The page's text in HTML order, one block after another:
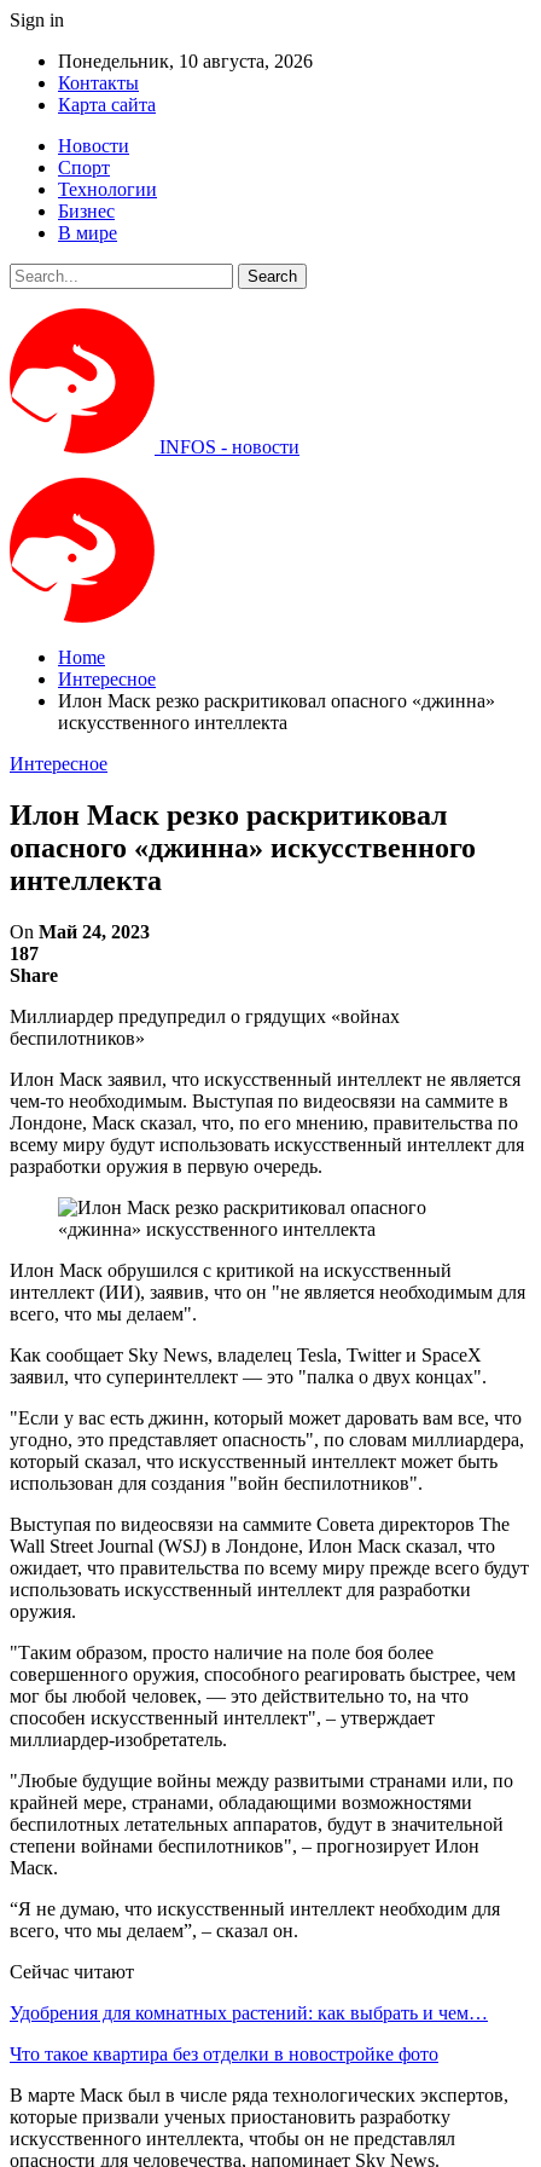
Sign in
Понедельник, 10 августа, 2026
Контакты
Карта сайта
Новости
Спорт
Технологии
Бизнес
В мире
INFOS - новости
Home
Интересное
Илон Маск резко раскритиковал опасного «джинна»
искусственного интеллекта
Интересное
Илон Маск резко раскритиковал
опасного «джинна» искусственного
интеллекта
On Май 24, 2023
187
Share
Миллиардер предупредил о грядущих «войнах
беспилотников»
Илон Маск заявил, что искусственный интеллект не является
чем-то необходимым. Выступая по видеосвязи на саммите в
Лондоне, Маск сказал, что, по его мнению, правительства по
всему миру будут использовать искусственный интеллект для
разработки оружия в первую очередь.
Илон Маск обрушился с критикой на искусственный
интеллект (ИИ), заявив, что он "не является необходимым для
всего, что мы делаем".
Как сообщает Sky News, владелец Tesla, Twitter и SpaceX
заявил, что суперинтеллект — это "палка о двух концах".
"Если у вас есть джинн, который может даровать вам все, что
угодно, это представляет опасность", по словам миллиардера,
который сказал, что искусственный интеллект может быть
использован для создания "войн беспилотников".
Выступая по видеосвязи на саммите Совета директоров The
Wall Street Journal (WSJ) в Лондоне, Илон Маск сказал, что
ожидает, что правительства по всему миру прежде всего будут
использовать искусственный интеллект для разработки
оружия.
"Таким образом, просто наличие на поле боя более
совершенного оружия, способного реагировать быстрее, чем
мог бы любой человек, — это действительно то, на что
способен искусственный интеллект", – утверждает
миллиардер-изобретатель.
"Любые будущие войны между развитыми странами или, по
крайней мере, странами, обладающими возможностями
беспилотных летательных аппаратов, будут в значительной
степени войнами беспилотников", – прогнозирует Илон
Маск.
“Я не думаю, что искусственный интеллект необходим для
всего, что мы делаем”, – сказал он.
Сейчас читают
Удобрения для комнатных растений: как выбрать и чем…
Что такое квартира без отделки в новостройке фото
В марте Маск был в числе ряда технологических экспертов,
которые призвали ученых приостановить разработку
искусственного интеллекта, чтобы он не представлял
опасности для человечества, напоминает Sky News.